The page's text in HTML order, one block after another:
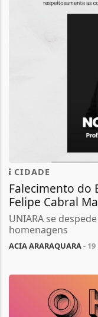
CIDADE
Falecimento do
Felipe Cabral
UNIARA se
homenagens
ACIA ARARAQUARA- 19